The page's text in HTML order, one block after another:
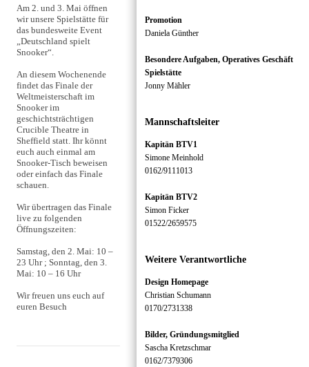
Promotion
Daniela Günther
Besondere Aufgaben, Operatives Geschäft
Spielstätte
Jonny Mähler
Mannschaftsleiter
Kapitän BTV1
Simone Meinhold
0162/9111013
Kapitän BTV2
Simon Ficker
01522/2659575
Weitere Verantwortliche
Design Homepage
Christian Schumann
0170/2731338
Bilder, Gründungsmitglied
Sascha Kretzschmar
0162/7379306
Am 2. und 3. Mai öffnen
wir unsere Spielstätte für
das bundesweite Event
„Deutschland spielt
Snooker“.
An diesem Wochenende
findet das Finale der
Weltmeisterschaft im
Snooker im
geschichtsträchtigen
Crucible Theatre in
Sheffield statt. Ihr könnt
euch auch einmal am
Snooker-Tisch beweisen
oder einfach das Finale
schauen.
Wir übertragen das Finale
live zu folgenden
Öffnungszeiten:
Samstag, den 2. Mai: 10 –
23 Uhr ; Sonntag, den 3.
Mai: 10 – 16 Uhr
Wir freuen uns euch auf
euren Besuch